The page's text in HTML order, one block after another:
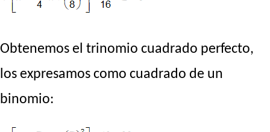
Obtenemos el trinomio cuadrado perfecto,
los expresamos como cuadrado de un
binomio: